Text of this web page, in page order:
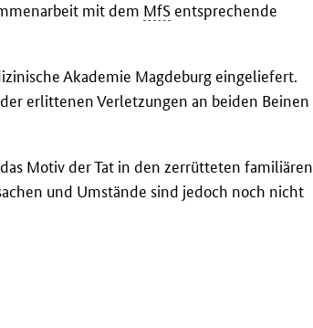
mit dem MfS entsprechende
Akademie Magdeburg eingeliefert.
erlittenen Verletzungen an beiden Beinen
Motiv der Tat in den zerrütteten familiären
und Umstände sind jedoch noch nicht